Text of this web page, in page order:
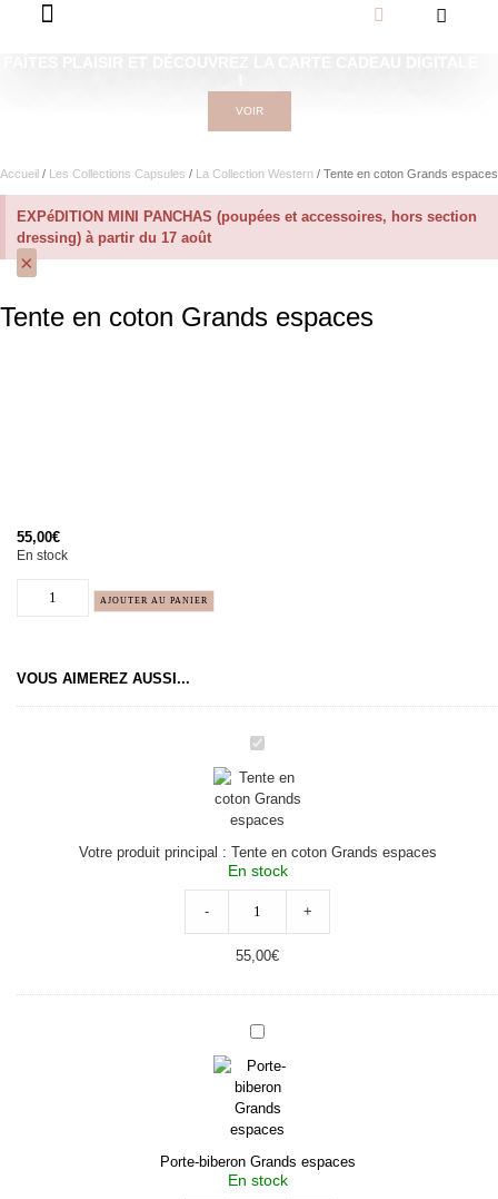
VOIR
Accueil / Les Collections Capsules / La Collection Western / Tente en coton Grands espaces
EXPéDITION MINI PANCHAS (poupées et accessoires, hors section
dressing) à partir du 17 août
×
Tente en coton Grands espaces
55,00€
En stock
AJOUTER AU PANIER
VOUS AIMEREZ AUSSI...
Tente
coton
Grands
espaces
Votre produit principal : Tente en coton Grands espaces
En stock
- +
55,00€
Porte-
Grands
espaces
Porte-biberon Grands espaces
En stock